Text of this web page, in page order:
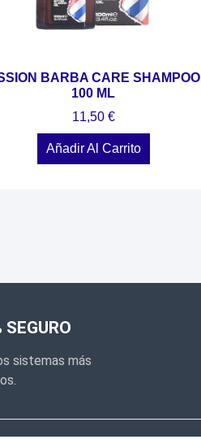
BARBA CARE SHAMPOO
100 ML
11,50 €
Añadir Al Carrito
SEGURO
sistemas más